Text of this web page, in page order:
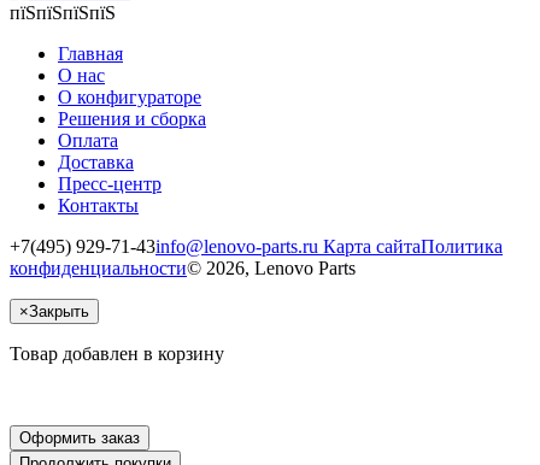
пїЅпїЅпїЅпїЅ
Главная
О нас
О конфигураторе
Решения и сборка
Оплата
Доставка
Пресс-центр
Контакты
+7(495) 929-71-43info@lenovo-parts.ru Карта сайтаПолитика
конфиденциальности© 2026, Lenovo Parts
×Закрыть
Товар добавлен в корзину
Оформить заказ